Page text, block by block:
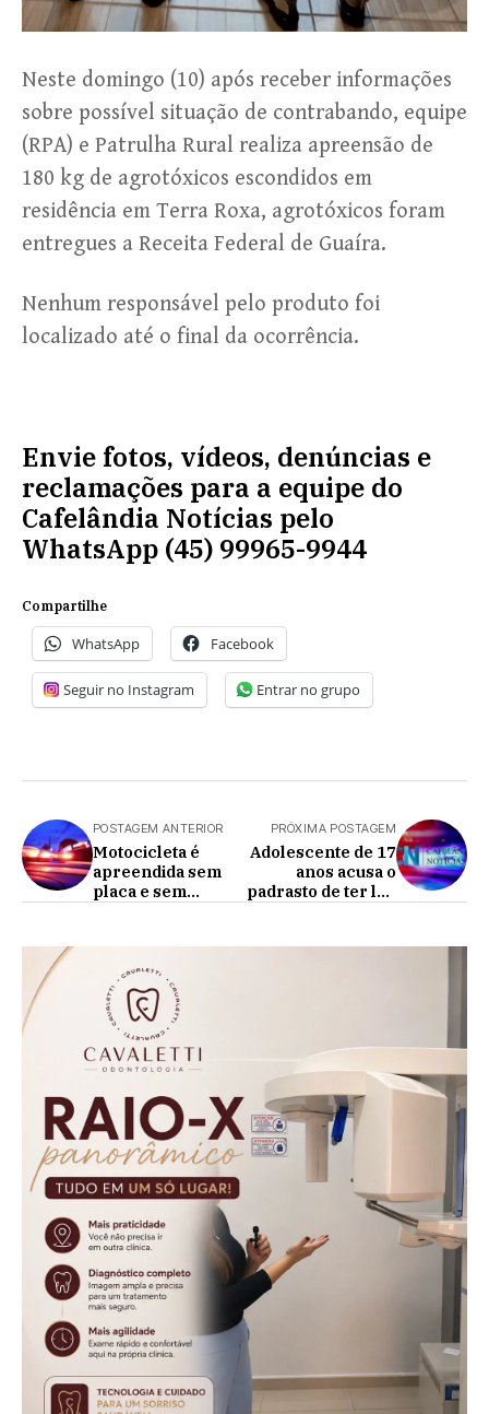
Neste domingo (10) após receber informações
sobre possível situação de contrabando, equipe
(RPA) e Patrulha Rural realiza apreensão de
180 kg de agrotóxicos escondidos em
residência em Terra Roxa, agrotóxicos foram
entregues a Receita Federal de Guaíra.
Nenhum responsável pelo produto foi
localizado até o final da ocorrência.
Envie fotos, vídeos, denúncias e
reclamações para a equipe do
Cafelândia Notícias pelo
WhatsApp (45) 99965-9944
Compartilhe
WhatsApp Facebook
Seguir no Instagram Entrar no grupo
POSTAGEM ANTERIOR
Motocicleta é
apreendida sem
placa e sem
CNH em Nova
Aurora
PRÓXIMA POSTAGEM
Adolescente de 17
anos acusa o
padrasto de ter lhe